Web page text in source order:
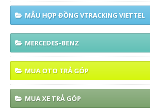
MẪU HỢP ĐỒNG VTRACKING VIETTEL
MERCEDES-BENZ
MUA OTO TRẢ GÓP
MUA XE TRẢ GÓP